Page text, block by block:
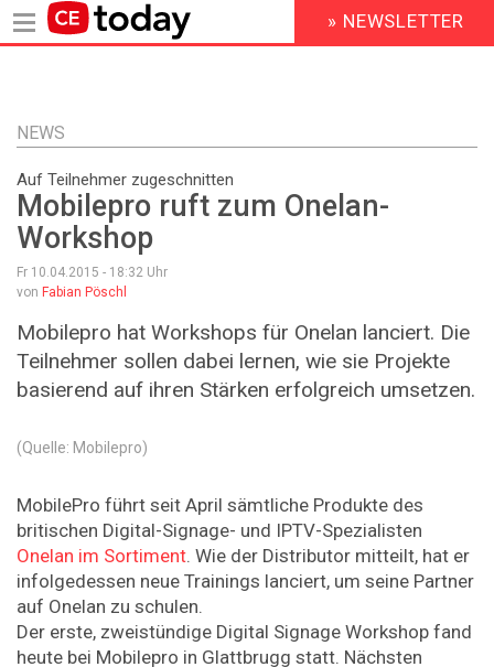
Inhalt
HEADER
MENU
» NEWSLETTER
NEWS
Auf Teilnehmer zugeschnitten
Mobilepro ruft zum Onelan-
Workshop
Fr 10.04.2015 - 18:32 Uhr
von Fabian Pöschl
Mobilepro hat Workshops für Onelan lanciert. Die
Teilnehmer sollen dabei lernen, wie sie Projekte
basierend auf ihren Stärken erfolgreich umsetzen.
(Quelle: Mobilepro)
MobilePro führt seit April sämtliche Produkte des
britischen Digital-Signage- und IPTV-Spezialisten
Onelan im Sortiment. Wie der Distributor mitteilt, hat er
infolgedessen neue Trainings lanciert, um seine Partner
auf Onelan zu schulen.
Der erste, zweistündige Digital Signage Workshop fand
heute bei Mobilepro in Glattbrugg statt. Nächsten